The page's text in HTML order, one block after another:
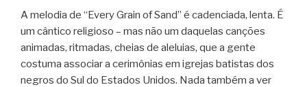
A melodia de “Every Grain of Sand” é cadenciada, lenta. É
um cântico religioso – mas não um daquelas canções
animadas, ritmadas, cheias de aleluias, que a gente
costuma associar a cerimônias em igrejas batistas dos
negros do Sul do Estados Unidos. Nada também a ver